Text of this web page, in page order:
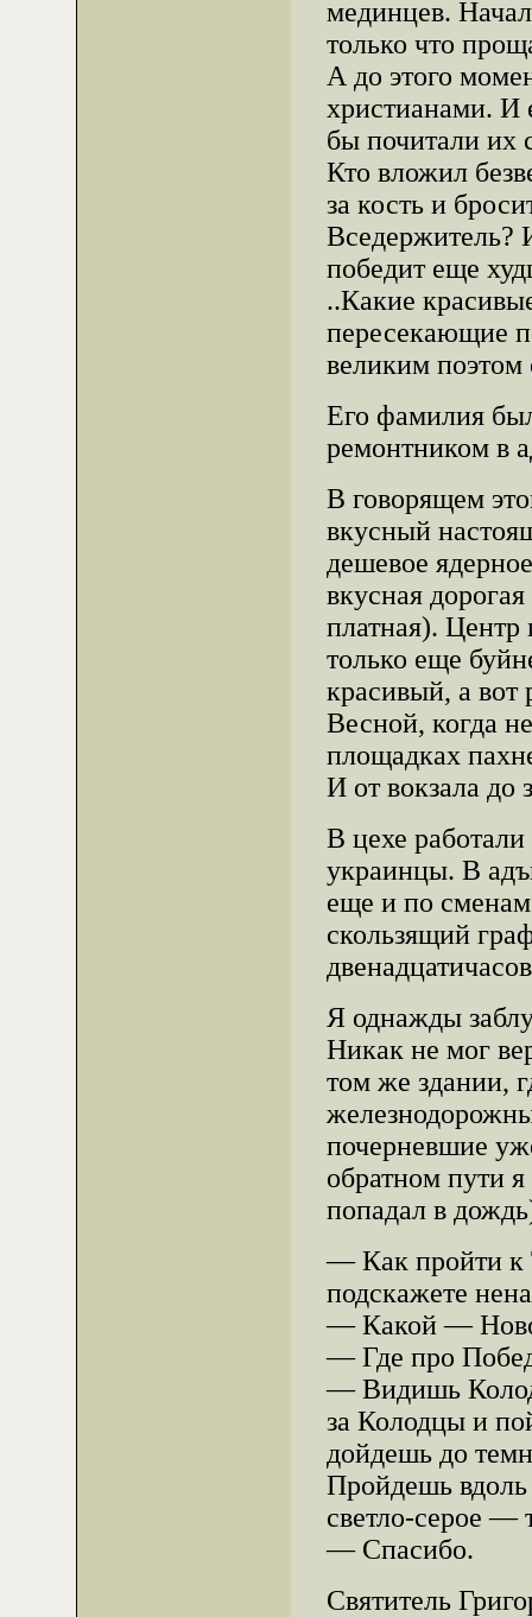
мединцев.
только что
А до этого
христианами.
бы почитали их
Кто вложил
за кость и
Вседержитель?
победит еще
..Какие
пересекающие
великим
Его фамилия
ремонтником в
В говорящем
вкусный
дешевое
вкусная
платная).
только еще
красивый, а вот
Весной, когда
площадках
И от вокзала до
В цехе
украинцы. В
еще и по
скользящий
Я однажды
Никак не мог
том же здании,
почерневшие
обратном пути я
попадал в
— Как пройти к
подскажете
— Какой —
— Где про
— Видишь
за Колодцы и
дойдешь до
Пройдешь вдоль
светло-серое —
— Спасибо.
Святитель